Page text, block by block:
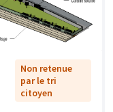
Non retenue
par le tri
citoyen